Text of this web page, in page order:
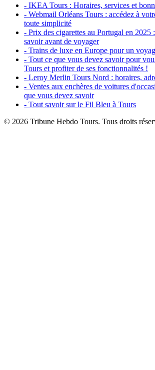
- IKEA Tours : Horaires, services et
- Webmail Orléans Tours : accédez à
toute simplicité
- Prix des cigarettes au Portugal en 2025
savoir avant de voyager
- Trains de luxe en Europe pour un
- Tout ce que vous devez savoir pour
Tours et profiter de ses fonctionnalités !
- Leroy Merlin Tours Nord : horaires,
- Ventes aux enchères de voitures
que vous devez savoir
- Tout savoir sur le Fil Bleu à Tours
© 2026 Tribune Hebdo Tours. Tous droits